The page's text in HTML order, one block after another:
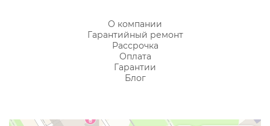
О компании
Гарантийный ремонт
Рассрочка
Оплата
Гарантии
Блог